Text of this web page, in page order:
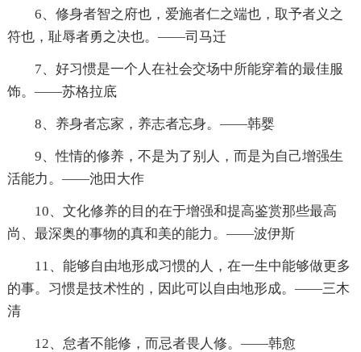
6、修身者智之府也，爱施者仁之端也，取予者义之
符也，耻辱者勇之决也。——司马迁
7、好习惯是一个人在社会交场中所能穿着的最佳服
饰。——苏格拉底
8、养身者忘家，养志者忘身。——韩婴
9、性情的修养，不是为了别人，而是为自己增强生
活能力。——池田大作
10、文化修养的目的在于增强和提高鉴赏那些最高
尚、最深奥的事物的真和美的能力。——波伊斯
11、能够自由地形成习惯的人，在一生中能够做更多
的事。习惯是技术性的，因此可以自由地形成。——三木
清
12、怠者不能修，而忌者畏人修。——韩愈